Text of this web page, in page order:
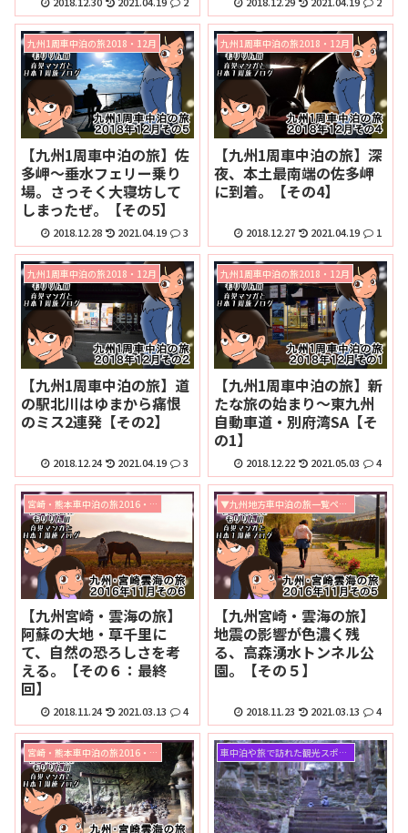
九州1周車中泊の旅2018・12月
【九州1周車中泊の旅】佐
多岬～垂水フェリー乗り
場。さっそく大寝坊して
しまったぜ。【その5】
2018.12.28 2021.04.19 3
九州1周車中泊の旅2018・12月
【九州1周車中泊の旅】深
夜、本土最南端の佐多岬
に到着。【その4】
2018.12.27 2021.04.19 1
九州1周車中泊の旅2018・12月
【九州1周車中泊の旅】道
の駅北川はゆまから痛恨
のミス2連発【その2】
2018.12.24 2021.04.19 3
九州1周車中泊の旅2018・12月
【九州1周車中泊の旅】新
たな旅の始まり～東九州
自動車道・別府湾SA【そ
の1】
2018.12.22 2021.05.03 4
宮崎・熊本車中泊の旅2016・11月
【九州宮崎・雲海の旅】
阿蘇の大地・草千里に
て、自然の恐ろしさを考
える。【その６：最終
回】
2018.11.24 2021.03.13 4
▼九州地方車中泊の旅一覧ページ
【九州宮崎・雲海の旅】
地震の影響が色濃く残
る、高森湧水トンネル公
園。【その５】
2018.11.23 2021.03.13 4
宮崎・熊本車中泊の旅2016・11月 車中泊や旅で訪れた観光スポット